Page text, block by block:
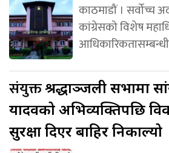
काठमाडौं । सर्वोच्च
कांग्रेसको विशेष
आधिकारिकतासम्बन्धी
संयुक्तश्रद्धाञ्जली सभामा
यादवको अभिव्यक्तिपछि
सुरक्षा दिएर बाहिर निकाल्यो